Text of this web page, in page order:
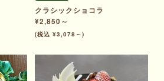
クラシックショコラ
¥2,850～
(税込 ¥3,078～)